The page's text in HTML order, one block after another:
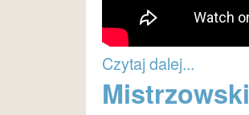
Czytaj dalej...